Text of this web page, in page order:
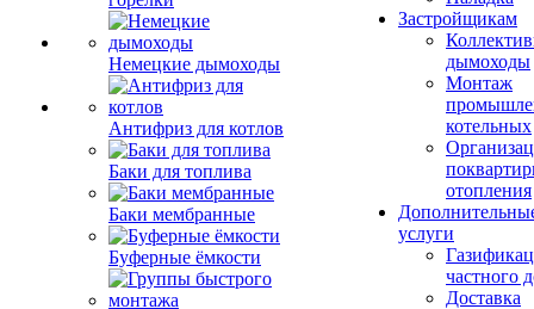
Немецкие дымоходы
Антифриз для котлов
Баки для топлива
Баки мембранные
Буферные ёмкости
Застройщикам
дымоходы
Монтаж
котельных
отопления
услуги
частного
Доставка